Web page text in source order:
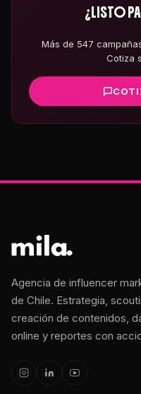
¿LISTO
Más de 547
Cotiza
Agencia de influencer
de Chile. Estrategia,
creación de contenidos,
online y reportes con